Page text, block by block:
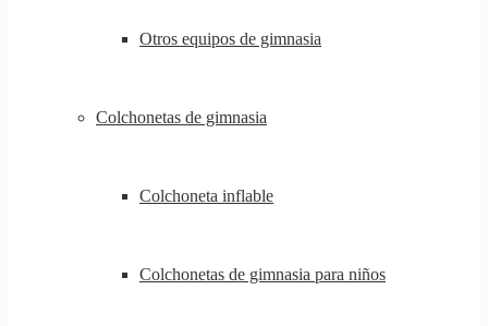
Otros equipos de gimnasia
Colchonetas de gimnasia
Colchoneta inflable
Colchonetas de gimnasia para niños